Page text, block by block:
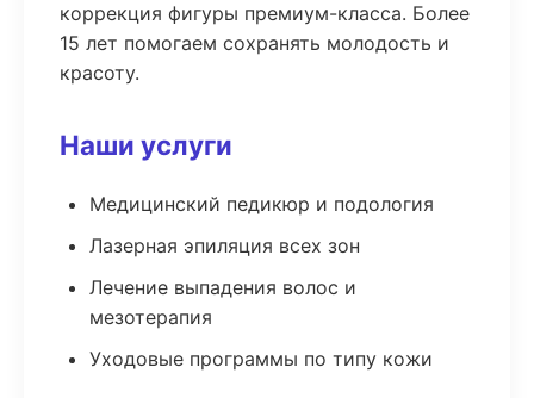
коррекция фигуры премиум-класса. Более
15 лет помогаем сохранять молодость и
красоту.
Наши услуги
Медицинский педикюр и подология
Лазерная эпиляция всех зон
Лечение выпадения волос и
мезотерапия
Уходовые программы по типу кожи